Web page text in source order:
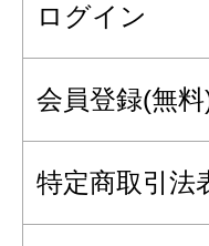
ログイン
会員登録(無料
特定商取引法